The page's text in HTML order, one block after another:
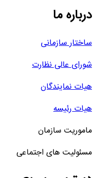
درباره ما
ساختار سازمانی
شورای عالی نظارت
هیات نمایندگان
هیات رئیسه
ماموریت سازمان
مسئولیت های اجتماعی